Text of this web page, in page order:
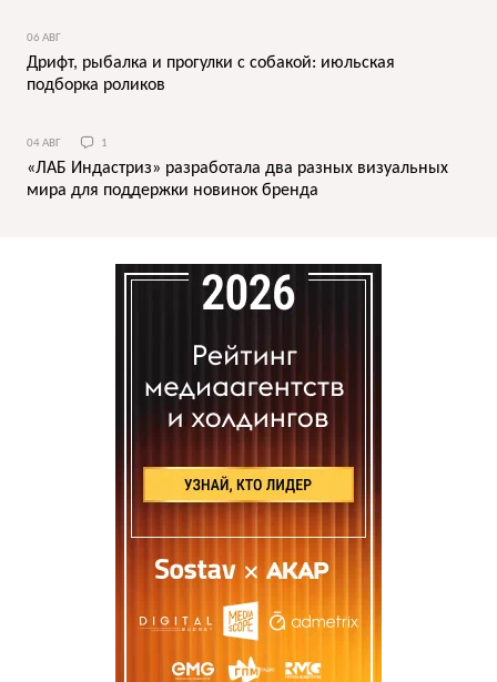
06 АВГ
Дрифт, рыбалка и прогулки с собакой: июльская
подборка роликов
04 АВГ 1
«ЛАБ Индастриз» разработала два разных визуальных
мира для поддержки новинок бренда